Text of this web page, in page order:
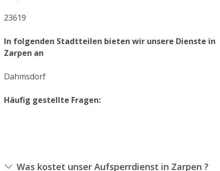
23619
In folgenden Stadtteilen bieten wir unsere Dienste in
Zarpen an
Dahmsdorf
Häufig gestellte Fragen:
Was kostet unser Aufsperrdienst in Zarpen ?